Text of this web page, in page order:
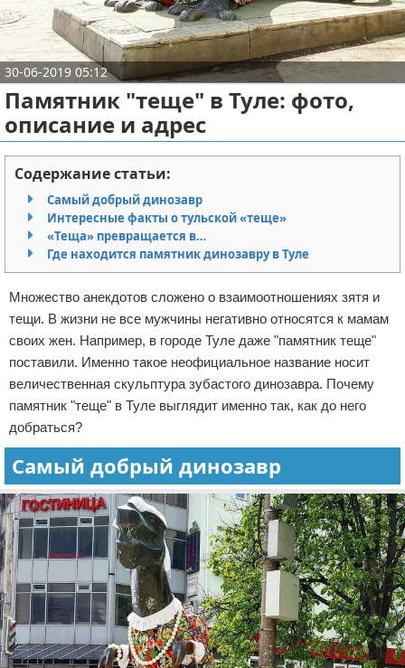
Экономика
Разное
Отказ от ответственности
30-06-2019 05:12
Памятник "теще" в Туле: фото,
описание и адрес
Содержание статьи:
Самый добрый динозавр
Интересные факты о тульской «теще»
«Теща» превращается в…
Где находится памятник динозавру в Туле
Множество анекдотов сложено о взаимоотношениях зятя и
тещи. В жизни не все мужчины негативно относятся к мамам
своих жен. Например, в городе Туле даже "памятник теще"
поставили. Именно такое неофициальное название носит
величественная скульптура зубастого динозавра. Почему
памятник "теще" в Туле выглядит именно так, как до него
добраться?
Самый добрый динозавр